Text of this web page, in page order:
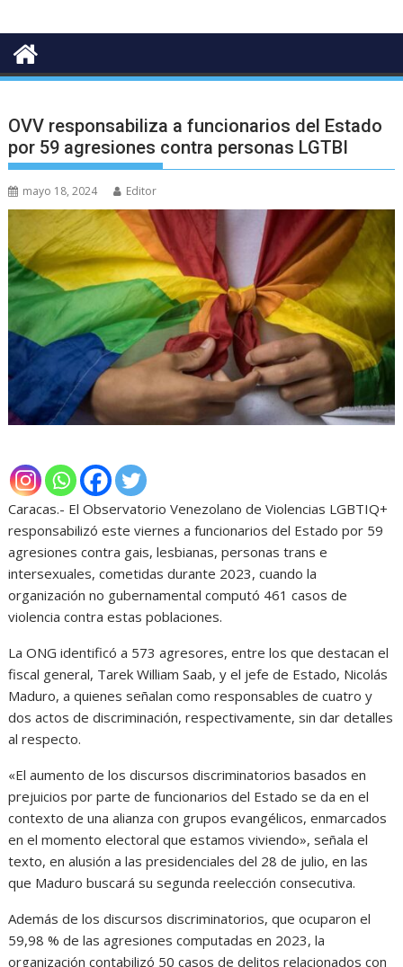
OVV responsabiliza a funcionarios del Estado
por 59 agresiones contra personas LGTBI
mayo 18, 2024 Editor
Caracas.- El Observatorio Venezolano de Violencias LGBTIQ+
responsabilizó este viernes a funcionarios del Estado por 59
agresiones contra gais, lesbianas, personas trans e
intersexuales, cometidas durante 2023, cuando la
organización no gubernamental computó 461 casos de
violencia contra estas poblaciones.
La ONG identificó a 573 agresores, entre los que destacan el
fiscal general, Tarek William Saab, y el jefe de Estado, Nicolás
Maduro, a quienes señalan como responsables de cuatro y
dos actos de discriminación, respectivamente, sin dar detalles
al respecto.
«El aumento de los discursos discriminatorios basados en
prejuicios por parte de funcionarios del Estado se da en el
contexto de una alianza con grupos evangélicos, enmarcados
en el momento electoral que estamos viviendo», señala el
texto, en alusión a las presidenciales del 28 de julio, en las
que Maduro buscará su segunda reelección consecutiva.
Además de los discursos discriminatorios, que ocuparon el
59,98 % de las agresiones computadas en 2023, la
organización contabilizó 50 casos de delitos relacionados con